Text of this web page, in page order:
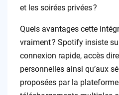
et les soirées privées ?
Quels avantages cette
vraiment ? Spotify insiste
connexion rapide, accès
personnelles ainsi qu’aux
proposées par la